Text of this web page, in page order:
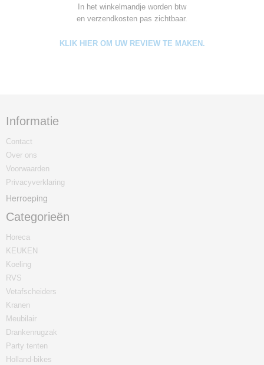
In het winkelmandje worden btw
en verzendkosten pas zichtbaar.
KLIK HIER OM UW REVIEW TE MAKEN.
Informatie
Contact
Over ons
Voorwaarden
Privacyverklaring
Herroeping
Categorieën
Horeca
KEUKEN
Koeling
RVS
Vetafscheiders
Kranen
Meubilair
Drankenrugzak
Party tenten
Holland-bikes